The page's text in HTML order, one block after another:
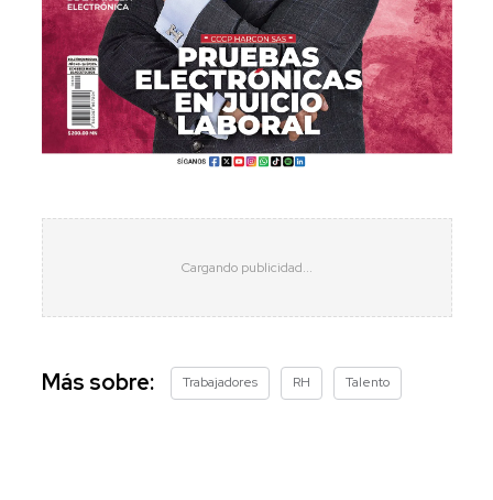
Más sobre: Trabajadores RH Talento